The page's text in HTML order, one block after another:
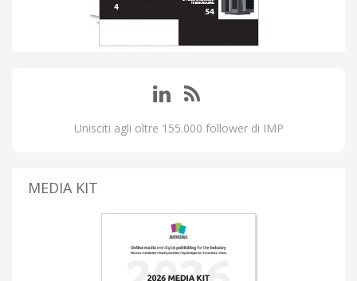
Unisciti agli oltre 155.000 follower di IMP
MEDIA KIT